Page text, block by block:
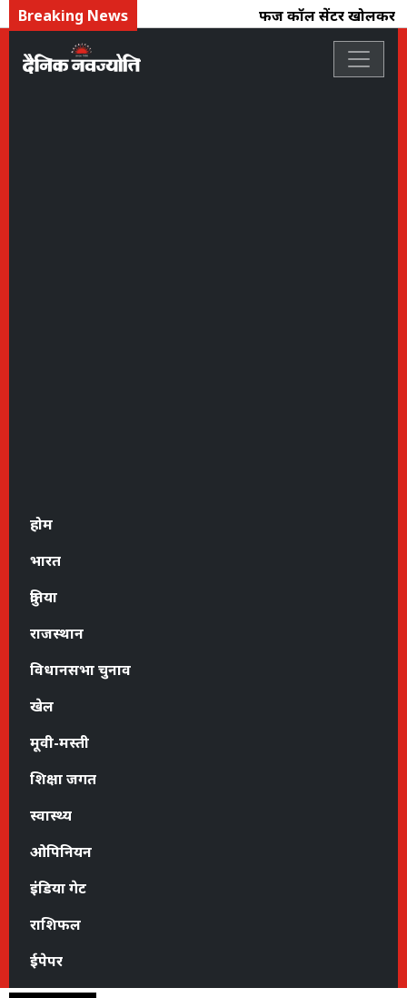
Breaking News फर्जी कॉल सेंटर खोलकर
होम
भारत
दुनिया
राजस्थान
विधानसभा चुनाव
खेल
मूवी-मस्ती
शिक्षा जगत
स्वास्थ्य
ओपिनियन
इंडिया गेट
राशिफल
ईपेपर